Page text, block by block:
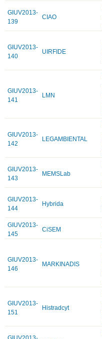
GIUV2013-
139
CIAO
GIUV2013-
140
UIRFIDE
GIUV2013-
141
LMN
GIUV2013-
142
LEGAMBIENTAL
GIUV2013-
143
MEMSLab
GIUV2013-
144
Hybrida
GIUV2013-
145
CiSEM
GIUV2013-
146
MARKINADIS
GIUV2013-
151
Histradcyt